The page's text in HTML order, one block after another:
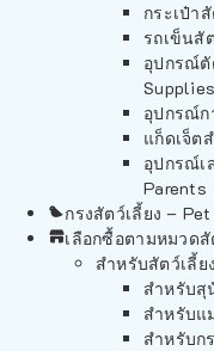
กระเป๋า
รถเข็นสั
อุปกรณ์ตั
Supplies
อุปกรณ์ก
แก็ดเจ็ต
อุปกรณ์เ
Parents
กรงสัตว์เลี้ยง –
เลือกซื้อตามหมวดสั
สำหรับสัตว์เลี้ย
สำหรับสุ
สำหรับแ
สำหรับก